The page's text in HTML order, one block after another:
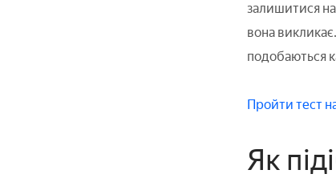
залишитися
вона
подобаються
Пройти тест
Як